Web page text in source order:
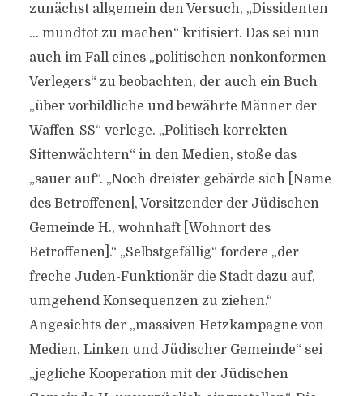
zunächst allgemein den Versuch, „Dissidenten
… mundtot zu machen“ kritisiert. Das sei nun
auch im Fall eines „politischen nonkonformen
Verlegers“ zu beobachten, der auch ein Buch
„über vorbildliche und bewährte Männer der
Waffen-SS“ verlege. „Politisch korrekten
Sittenwächtern“ in den Medien, stoße das
„sauer auf“. „Noch dreister gebärde sich [Name
des Betroffenen], Vorsitzender der Jüdischen
Gemeinde H., wohnhaft [Wohnort des
Betroffenen].“ „Selbstgefällig“ fordere „der
freche Juden-Funktionär die Stadt dazu auf,
umgehend Konsequenzen zu ziehen.“
Angesichts der „massiven Hetzkampagne von
Medien, Linken und Jüdischer Gemeinde“ sei
„jegliche Kooperation mit der Jüdischen